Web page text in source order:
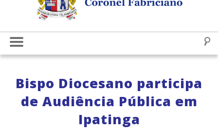
Bispo Diocesano participa
de Audiência Pública em
Ipatinga